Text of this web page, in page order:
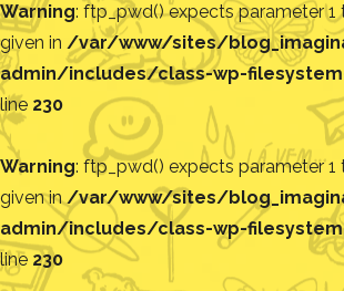
Warning: ftp_pwd() expects parameter 1
given in /var/www/sites/
admin/includes/class-wp-
line 230
Warning: ftp_pwd() expects parameter 1
given in/var/www/sites/
admin/includes/class-wp-
line 230